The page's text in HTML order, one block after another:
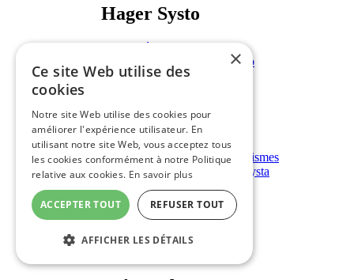
Hager Systo
Mécanismes Systo
Plaques et support Systo
Hager Kallysta
Hager Kallysta
Mécanismes Kallysta
Enjoliveurs pour mécanismes
Plaques de finition Kallysta
Equipement Industrie
×
Ce site Web utilise des
cookies
Notre site Web utilise des cookies pour
améliorer l'expérience utilisateur. En
utilisant notre site Web, vous acceptez tous
les cookies conformément à notre Politique
relative aux cookies. En savoir plus
ACCEPTER TOUT REFUSER TOUT
AFFICHER LES DÉTAILS